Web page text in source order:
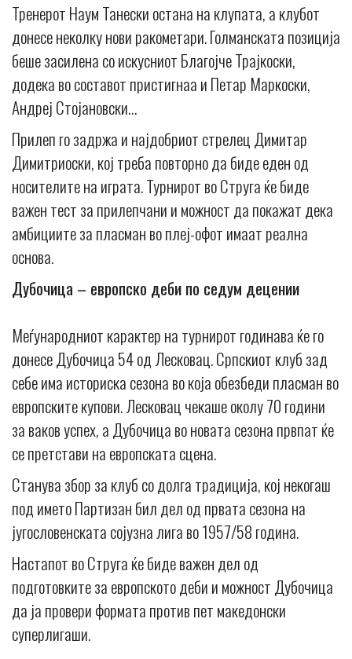
Тренерот Наум Танески остана на клупата, а клубот
донесе неколку нови ракометари. Голманската позиција
беше засилена со искусниот Благојче Трајкоски,
додека во составот пристигнаа и Петар Маркоски,
Андреј Стојановски…
Прилеп го задржа и најдобриот стрелец Димитар
Димитриоски, кој треба повторно да биде еден од
носителите на играта. Турнирот во Струга ќе биде
важен тест за прилепчани и можност да покажат дека
амбициите за пласман во плеј-офот имаат реална
основа.
Дубочица – европско деби по седум децении
Меѓународниот карактер на турнирот годинава ќе го
донесе Дубочица 54 од Лесковац. Српскиот клуб зад
себе има историска сезона во која обезбеди пласман во
европските купови. Лесковац чекаше околу 70 години
за ваков успех, а Дубочица во новата сезона првпат ќе
се претстави на европската сцена.
Станува збор за клуб со долга традиција, кој некогаш
под името Партизан бил дел од првата сезона на
југословенската сојузна лига во 1957/58 година.
Настапот во Струга ќе биде важен дел од
подготовките за европското деби и можност Дубочица
да ја провери формата против пет македонски
суперлигаши.